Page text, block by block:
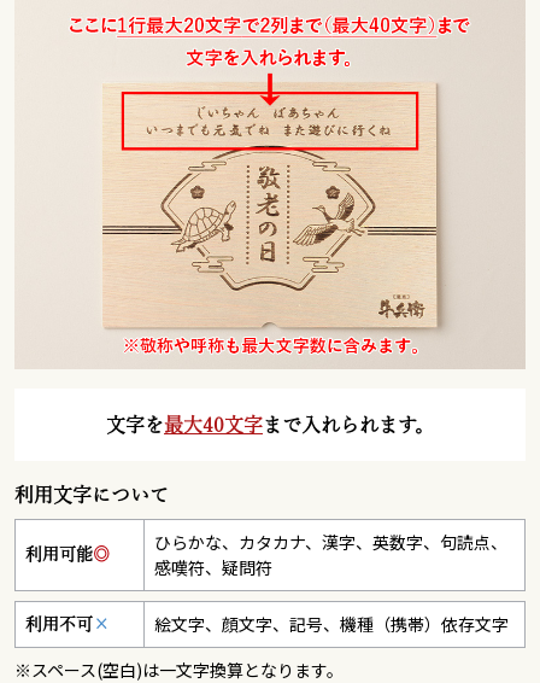
文字を最大40文字まで入れられます。
利用文字について
利用可能◎
ひらかな、カタカナ、漢字、英数字、句読点、
感嘆符、疑問符
利用不可 ×
絵文字、顔文字、記号、機種（携帯）依存文字
※スペース(空白)は一文字換算となります。